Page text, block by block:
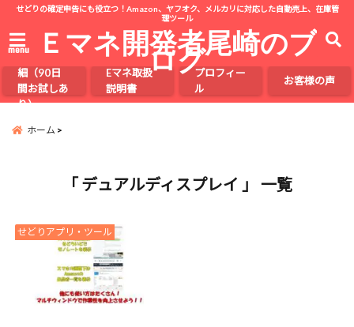
せどりの確定申告にも役立つ！Amazon、ヤフオク、メルカリに対応した自動売上、在庫管
理ツール
menu Ｅマネ開発者尾崎のブ
ログ
Eマネの詳
細（90日
間お試しあ
り）
Eマネ取扱
説明書
プロフィー
ル
お客様の声
ホーム
「 デュアルディスプレイ 」 一覧
せどりアプリ・ツール